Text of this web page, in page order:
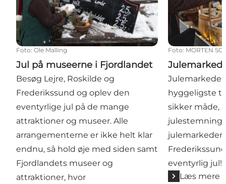
Foto: Ole Malling
Jul på museerne i Fjordlandet
Besøg Lejre, Roskilde og
Frederikssund og oplev den
eventyrlige jul på de mange
attraktioner og museer. Alle
arrangementerne er ikke helt klar
endnu, så hold øje med siden samt
Fjordlandets museer og
attraktioner, hvor
Foto: MORTEN
Julemarkeder
hyggeligste
sikker måde,
julestemning
julemarkeder
eventyrlig jul!
Læs mere